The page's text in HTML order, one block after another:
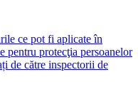
ce pot fi aplicate în
pentru protecţia persoanelor
de către inspectorii de